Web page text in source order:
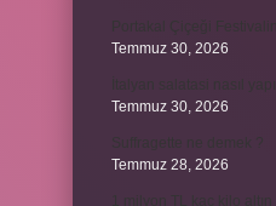
Temmuz 30, 2026
Temmuz 30, 2026
Temmuz 28, 2026